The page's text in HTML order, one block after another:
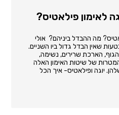
לאימון פילאטיס?
מה ההבדל ביניהם? אולי
שאין הבדל גדול ביו השניים.
הגוף, הארכת שרירים, נשימה,
של שיטות האימון האלה
יוגה ופילאטיס- איך הכל